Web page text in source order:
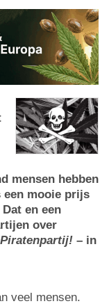
mensen hebben
een mooie prijs
en een
over
– in
veel mensen.